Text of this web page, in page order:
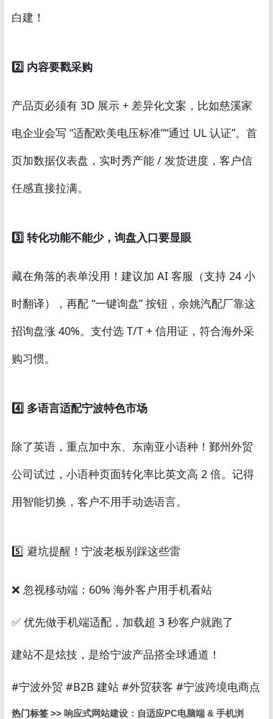
白建！
2️⃣ 内容要戳采购
产品页必须有 3D 展示 + 差异化文案，比如慈溪家
电企业会写 “适配欧美电压标准”“通过 UL 认证”。首
页加数据仪表盘，实时秀产能 / 发货进度，客户信
任感直接拉满。
3️⃣ 转化功能不能少，询盘入口要显眼
藏在角落的表单没用！建议加 AI 客服（支持 24 小
时翻译），再配 “一键询盘” 按钮，余姚汽配厂靠这
招询盘涨 40%。支付选 T/T + 信用证，符合海外采
购习惯。
4️⃣ 多语言适配宁波特色市场
除了英语，重点加中东、东南亚小语种！鄞州外贸
公司试过，小语种页面转化率比英文高 2 倍。记得
用智能切换，客户不用手动选语言。
5️⃣ 避坑提醒！宁波老板别踩这些雷
❌ 忽视移动端：60% 海外客户用手机看站
✅ 优先做手机端适配，加载超 3 秒客户就跑了
建站不是炫技，是给宁波产品搭全球通道！
#宁波外贸 #B2B 建站 #外贸获客 #宁波跨境电商点
热门标签 >> 响应式网站建设：自适应PC电脑端 & 手机浏